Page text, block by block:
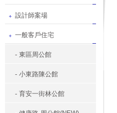
設計師案場
一般客戶住宅
- 東區周公館
- 小東路陳公館
- 育安一街林公館